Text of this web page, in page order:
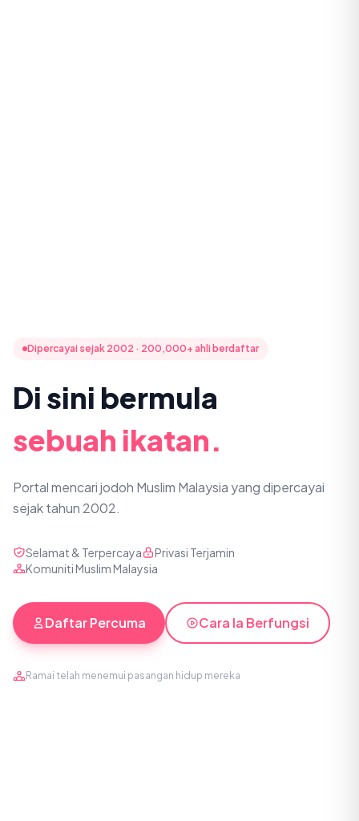
Dipercayai sejak 2002 · 200,000+ ahli berdaftar
Di sini bermula
sebuah ikatan.
Portal mencari jodoh Muslim Malaysia yang dipercayai
sejak tahun 2002.
Selamat & Terpercaya
Privasi Terjamin
Komuniti Muslim Malaysia
Daftar Percuma Cara Ia Berfungsi
Ramai telah menemui pasangan hidup mereka